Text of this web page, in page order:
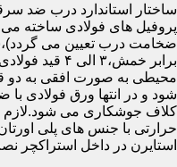
ساختار استاندارد درب ضد
پروفیل های فولادی ساخته
ضخامت درب تعیین می
برابر خمش،۳
محیطی به صورت افقی به
کلاف جوشکاری می شود.لازم
حرارتی با جنس های پلی
استایرن در داخل استراکچر